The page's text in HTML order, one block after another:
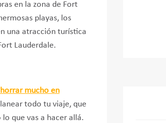
en la zona de Fort
playas, los
una atracción turística
Lauderdale.
mucho en
todo tu viaje, que
que vas a hacer allá.